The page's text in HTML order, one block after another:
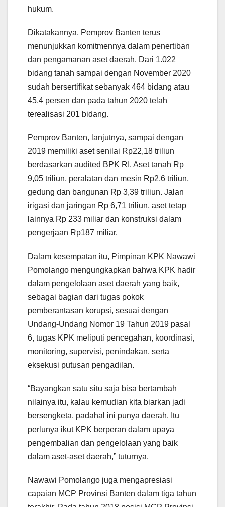
hukum.
Dikatakannya, Pemprov Banten terus
menunjukkan komitmennya dalam penertiban
dan pengamanan aset daerah. Dari 1.022
bidang tanah sampai dengan November 2020
sudah bersertifikat sebanyak 464 bidang atau
45,4 persen dan pada tahun 2020 telah
terealisasi 201 bidang.
Pemprov Banten, lanjutnya, sampai dengan
2019 memiliki aset senilai Rp22,18 triliun
berdasarkan audited BPK RI. Aset tanah Rp
9,05 triliun, peralatan dan mesin Rp2,6 triliun,
gedung dan bangunan Rp 3,39 triliun. Jalan
irigasi dan jaringan Rp 6,71 triliun, aset tetap
lainnya Rp 233 miliar dan konstruksi dalam
pengerjaan Rp187 miliar.
Dalam kesempatan itu, Pimpinan KPK Nawawi
Pomolango mengungkapkan bahwa KPK hadir
dalam pengelolaan aset daerah yang baik,
sebagai bagian dari tugas pokok
pemberantasan korupsi, sesuai dengan
Undang-Undang Nomor 19 Tahun 2019 pasal
6, tugas KPK meliputi pencegahan, koordinasi,
monitoring, supervisi, penindakan, serta
eksekusi putusan pengadilan.
“Bayangkan satu situ saja bisa bertambah
nilainya itu, kalau kemudian kita biarkan jadi
bersengketa, padahal ini punya daerah. Itu
perlunya ikut KPK berperan dalam upaya
pengembalian dan pengelolaan yang baik
dalam aset-aset daerah,” tuturnya.
Nawawi Pomolango juga mengapresiasi
capaian MCP Provinsi Banten dalam tiga tahun